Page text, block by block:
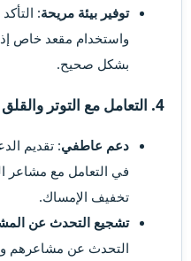
توفير بيئة مريحة:
واستخدام مقعد خاص
بشكل صحيح.
4. التعامل مع التوتر والقلق​
دعم عاطفي: تقديم
في التعامل مع مشاعر
تخفيف الإمساك.
تشجيع التحدث عن
التحدث عن مشاعرهم